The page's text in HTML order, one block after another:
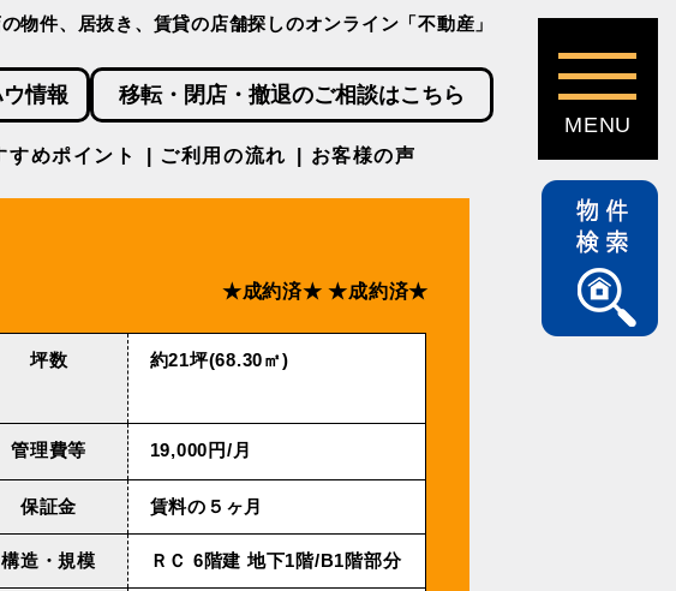
物件、居抜き、賃貸の店舗探しのオンライン「不動産」
情報 移転・閉店・撤退のご相談はこちら
すめポイント ご利用の流れ お客様の声
★成約済★ ★成約済★
坪数 約21坪(68.30㎡)
管理費等 19,000円/⽉
保証金 賃料の５ヶ月
構造・規模 ＲＣ 6階建 地下1階/B1階部分